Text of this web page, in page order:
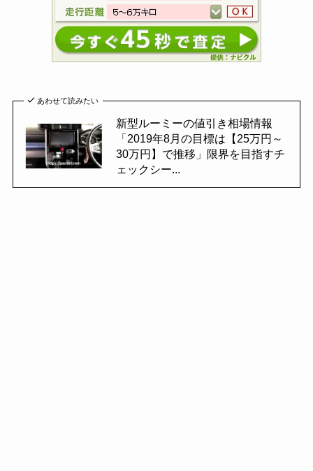
あわせて読みたい
新型ルーミーの値引き相場情報
「2019年8月の目標は【25万円～
30万円】で推移」限界を目指すチ
ェックシー...